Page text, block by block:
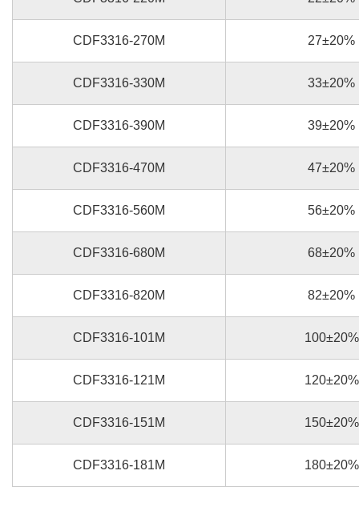
CDF3316-270M 27±20%
CDF3316-330M 33±20%
CDF3316-390M 39±20%
CDF3316-470M 47±20%
CDF3316-560M 56±20%
CDF3316-680M 68±20%
CDF3316-820M 82±20%
CDF3316-101M 100±20%
CDF3316-121M 120±20%
CDF3316-151M 150±20%
CDF3316-181M 180±20%